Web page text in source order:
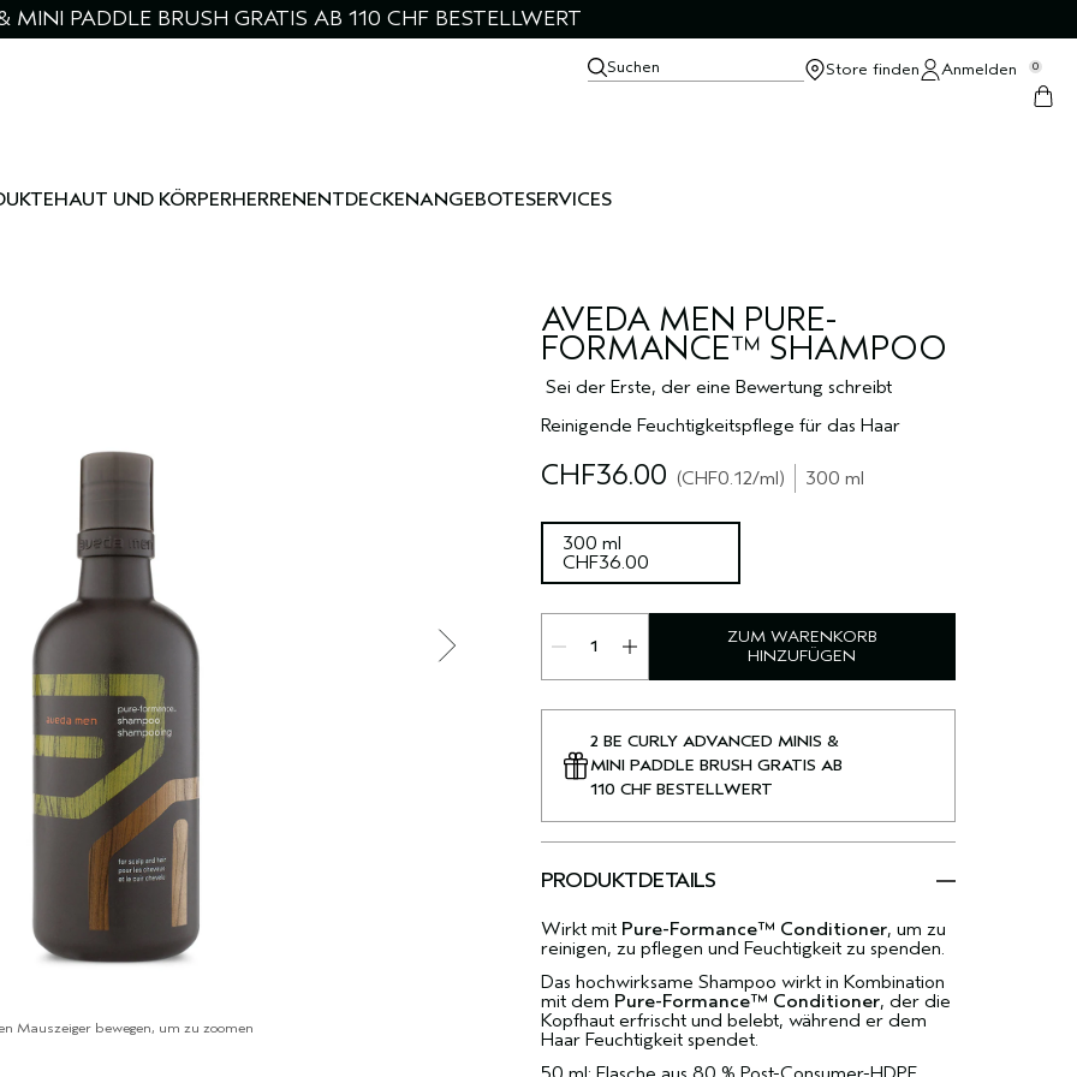
PADDLE BRUSH GRATIS AB 110 CHF BESTELLWERT
Suchen Store finden Anmelden 0
HAUT UND KÖRPERHERRENENTDECKENANGEBOTESERVICES
AVEDA MEN PURE-
FORMANCE™ SHAMPOO
Sei der Erste, der eine Bewertung schreibt
Reinigende Feuchtigkeitspflege für das Haar
Mauszeiger bewegen, um zu zoomen
CHF36.00 CHF0.12/ml 300 ml
300 ml
CHF36.00
ZUM WARENKORB
HINZUFÜGEN
2 BE CURLY ADVANCED MINIS &
MINI PADDLE BRUSH GRATIS AB
110 CHF BESTELLWERT
PRODUKTDETAILS
Wirkt mit Pure-Formance™ Conditioner, um zu
reinigen, zu pflegen und Feuchtigkeit zu spenden.
Das hochwirksame Shampoo wirkt in Kombination
mit dem Pure-Formance™ Conditioner, der die
Kopfhaut erfrischt und belebt, während er dem
Haar Feuchtigkeit spendet.